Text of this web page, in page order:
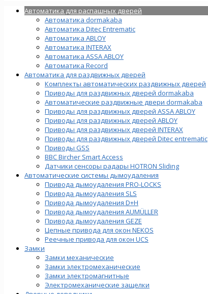
Автоматика для распашных дверей
Автоматика dormakaba
Автоматика Ditec Entrematic
Автоматика ABLOY
Автоматика INTERAX
Автоматика ASSA ABLOY
Автоматика Record
Автоматика для раздвижных дверей
Комплекты автоматических раздвижных дверей
Приводы для раздвижных дверей dormakaba
Автоматические раздвижные двери dormakaba
Приводы для раздвижных дверей ASSA ABLOY
Приводы для раздвижных дверей ABLOY
Приводы для раздвижных дверей INTERAX
Приводы для раздвижных дверей Ditec entrematic
Приводы GSS
BBC Bircher Smart Access
Датчики сенсоры радары HOTRON Sliding
Автоматические системы дымоудаления
Привода дымоудаления PRO-LOCKS
Привода дымоудаления SLS
Привода дымоудаления D+H
Привода дымоудаления AUMÜLLER
Привода дымоудаления GEZE
Цепные привода для окон NEKOS
Реечные привода для окон UСS
Замки
Замки механические
Замки электромеханические
Замки электромагнитные
Электромеханические защелки